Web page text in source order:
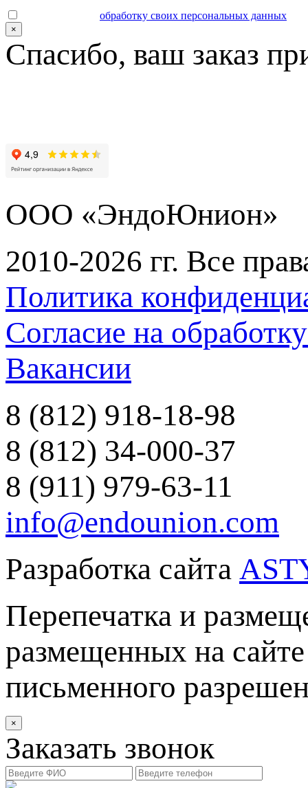
обработку своих персональных данных
×
Спасибо, ваш заказ
ООО «ЭндоЮнион»
2010-2026 гг. Все
Политика
Согласие на
Вакансии
8 (812) 918-18-98
8 (812) 34-000-37
8 (911) 979-63-11
info@endounion.com
Разработка сайта
Перепечатка и
размещенных на
письменного
×
Заказать звонок